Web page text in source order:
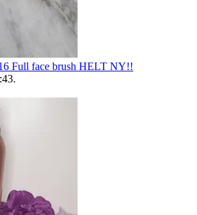
Full face brush HELT NY!!
.